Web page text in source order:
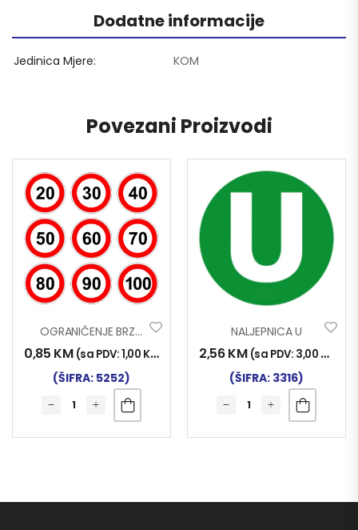
Dodatne informacije
Jedinica Mjere KOM
Povezani Proizvodi
OGRANIČENJE BRZINE 50
0,85 KM (sa PDV:1,00 KM
(ŠIFRA: 5252)
NALJEPNICA U
2,56KM (sa PDV: 3,00 KM
(ŠIFRA: 3316)